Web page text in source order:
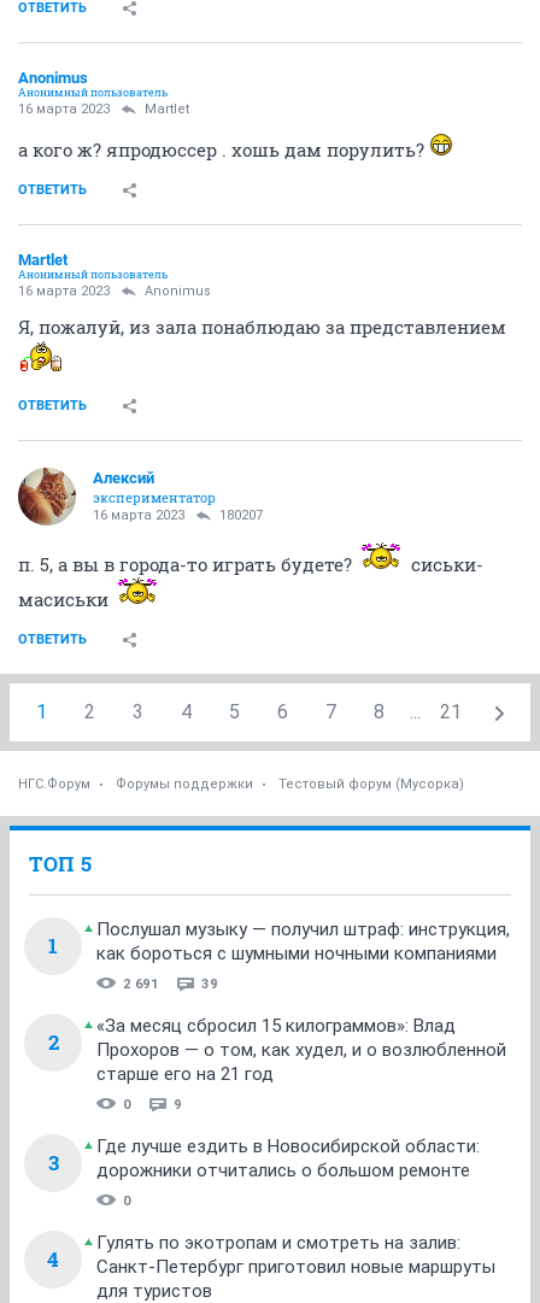
ОТВЕТИТЬ
Anоnimus
Анонимный пользователь
16 марта 2023 Мartlet
а кого ж? япродюссер . хошь дам порулить?
ОТВЕТИТЬ
Мartlet
Анонимный пользователь
16 марта 2023 Anоnimus
Я, пожалуй, из зала понаблюдаю за представлением
ОТВЕТИТЬ
Алексий
экспериментатор
16 марта 2023 180207
п. 5, а вы в города-то играть будете?
сиськи-
масиськи
ОТВЕТИТЬ
1 2 3 4 5 6 7 8 ... 21
НГС.Форум Форумы поддержки Тестовый форум (Мусорка)
ТОП 5
1
Послушал музыку — получил штраф: инструкция,
как бороться с шумными ночными компаниями
2 691 39
2
«За месяц сбросил 15 килограммов»: Влад
Прохоров — о том, как худел, и о возлюбленной
старше его на 21 год
0 9
3
Где лучше ездить в Новосибирской области:
дорожники отчитались о большом ремонте
0
4
Гулять по экотропам и смотреть на залив:
Санкт-Петербург приготовил новые маршруты
для туристов